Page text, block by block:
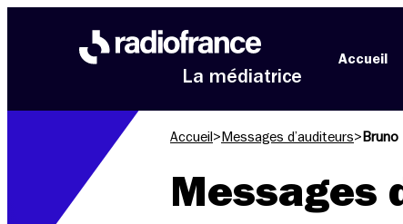
La médiatrice
Accueil
Accueil > Messages d’auditeurs> Bruno
Messages